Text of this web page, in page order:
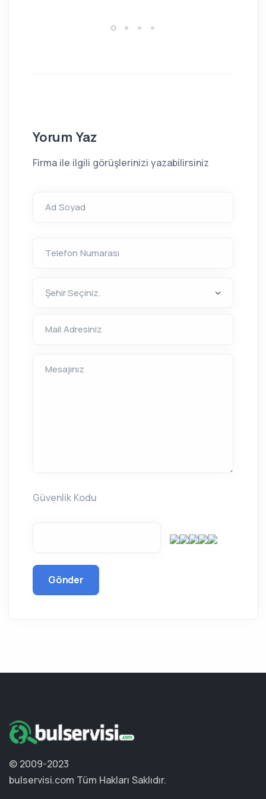
Yorum Yaz
Firma ile ilgili görüşlerinizi yazabilirsiniz
Ad Soyad
Telefon Numarası
Mail Adresiniz
Mesajınız
Güvenlik Kodu
Gönder
© 2009-2023
bulservisi.com Tüm Hakları Saklıdır.